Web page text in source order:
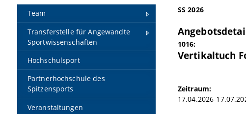
Team
Transferstelle für Angewandte
Sportwissenschaften
Hochschulsport
Partnerhochschule des
Spitzensports
Veranstaltungen
SS 2026
1016:
Vertikaltuch
Zeitraum:
17.04.2026-